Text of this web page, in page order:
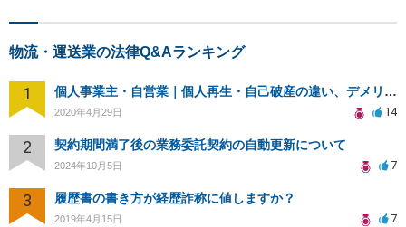
物流・運送業の法律Q&Aランキング
1 個人事業主・自営業｜個人再生・自己破産の違い、デメリットや費用を教えて下さい（編集部投稿）
2020年4月29日 14
2 契約期間満了後の業務委託契約の自動更新について
2024年10月5日 7
3 履歴書の書き方が経歴詐称に値しますか？
2019年4月15日 7